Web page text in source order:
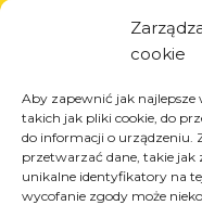
cookie
Aby zapewnić jak
takich jak pliki cookie, do
do informacji o urządzeniu.
przetwarzać dane, takie jak
unikalne identyfikatory na
wycofanie zgody może
solutions pour
solutions pour
Services